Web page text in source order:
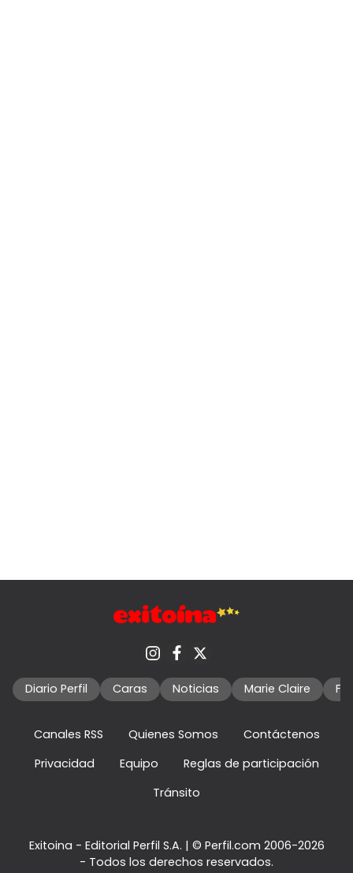
Diario Perfil Caras Noticias Marie Claire
Canales RSS Quienes Somos
Contáctenos
Privacidad
Equipo
Reglas de participación
Tránsito
Exitoina - Editorial Perfil S.A. | © Perfil.com 2006-2026
- Todos los derechos reservados.